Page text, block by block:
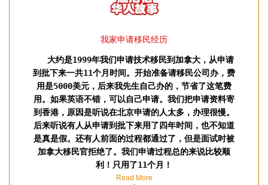
我家申请移民经历
大约是1999年我们申请技术移民到加拿大，从申请
到批下来一共11个月时间。开始准备请移民公司办，费
用是5000美元，后来我先生自己办的，节省了这笔费
用。如果英语不错，可以自己申请。我们把申请资料寄
到香港，原因是听说在北京申请的人太多，办理很慢。
后来听说有人从申请到批下来用了四年时间，也不知道
是真是假。还有人前面的过程都通过了，但是面试时被
加拿大移民官拒绝了。我们申请过程总的来说比较顺
利！只用了11个月！
Read More